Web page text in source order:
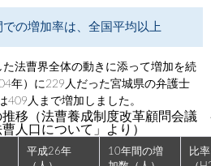
の増加率は、全国平均以上
法曹界全体の動きに添って増加を続
年）に229人だった宮城県の弁護士
409人まで増加しました。
推移（法曹養成制度改革顧問会議
曹人口について」より）
平成26年
10年間の増
比率